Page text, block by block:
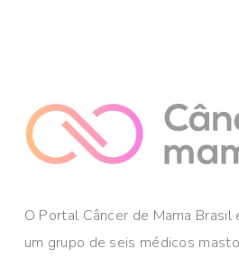
O Portal Câncer de Mama
um grupo de seis médicos